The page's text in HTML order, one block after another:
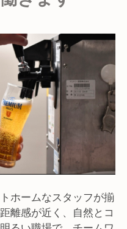
供でしたが、現在は新
できる職場です！
ホームなスタッフが揃
離感が近く、自然とコ